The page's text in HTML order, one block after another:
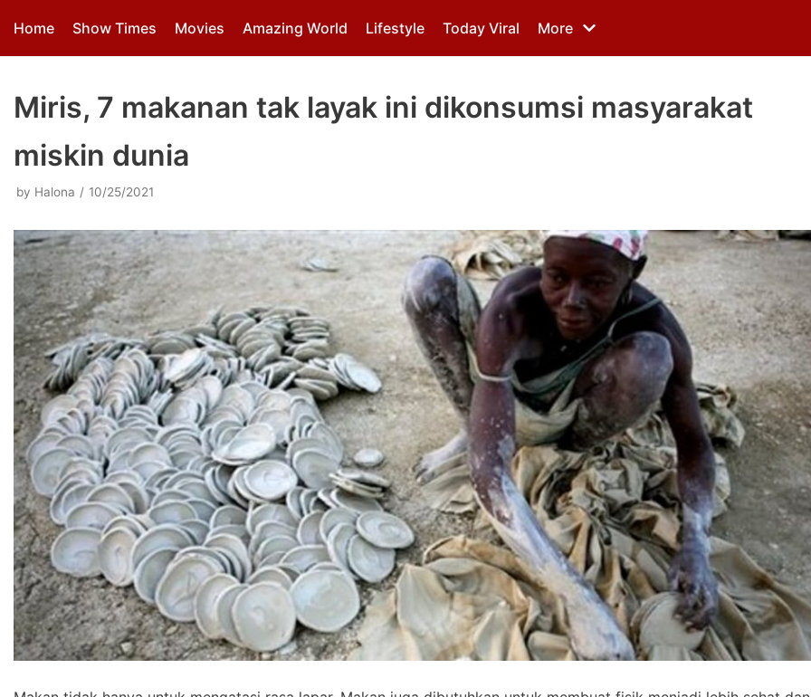
Skip
Home Show Times Movies Amazing World Lifestyle Today Viral More
Miris, 7 makanan tak layak ini dikonsumsi masyarakat
miskin dunia
by Halona 10/25/2021